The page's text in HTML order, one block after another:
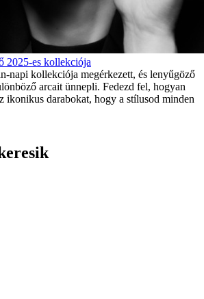
2025-es kollekciója
napi kollekciója megérkezett, és lenyűgöző
arcait ünnepli. Fedezd fel, hogyan
ikonikus darabokat, hogy a stílusod minden